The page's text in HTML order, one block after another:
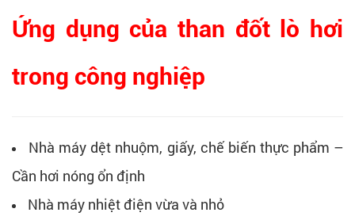
Ứng dụng của than đốt lò hơi
trong công nghiệp
Nhà máy dệt nhuộm, giấy, chế biến thực phẩm –
Cần hơi nóng ổn định
Nhà máy nhiệt điện vừa và nhỏ